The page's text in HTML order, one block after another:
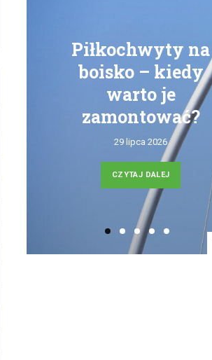
Piłkochwyty na
boisko – kiedy
warto je
zamontować?
29 lipca 2026
CZYTAJ DALEJ